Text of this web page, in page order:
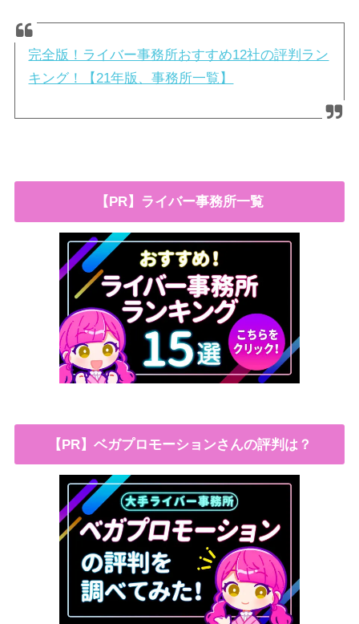
完全版！ライバー事務所おすすめ12社の評判ラン
キング！【21年版、事務所一覧】
【PR】ライバー事務所一覧
【PR】ベガプロモーションさんの評判は？